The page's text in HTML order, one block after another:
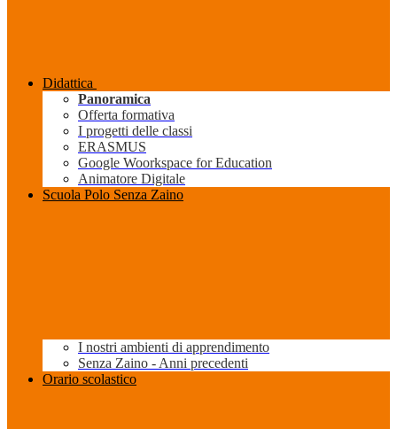
Didattica
Panoramica
Offerta formativa
I progetti delle classi
ERASMUS
Google Woorkspace for Education
Animatore Digitale
Scuola Polo Senza Zaino
I nostri ambienti di apprendimento
Senza Zaino - Anni precedenti
Orario scolastico